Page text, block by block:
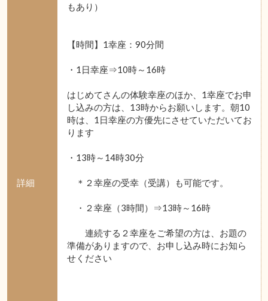
詳細
もあり）
【時間】1幸座：90分間
・1日幸座⇒10時～16時
はじめてさんの体験幸座のほか、1幸座でお申
し込みの方は、13時からお願いします。朝10
時は、1日幸座の方優先にさせていただいてお
ります
・13時～14時30分
＊２幸座の受幸（受講）も可能です。
・２幸座（3時間）⇒13時～16時
連続する２幸座をご希望の方は、お題の
準備がありますので、お申し込み時にお知ら
せください